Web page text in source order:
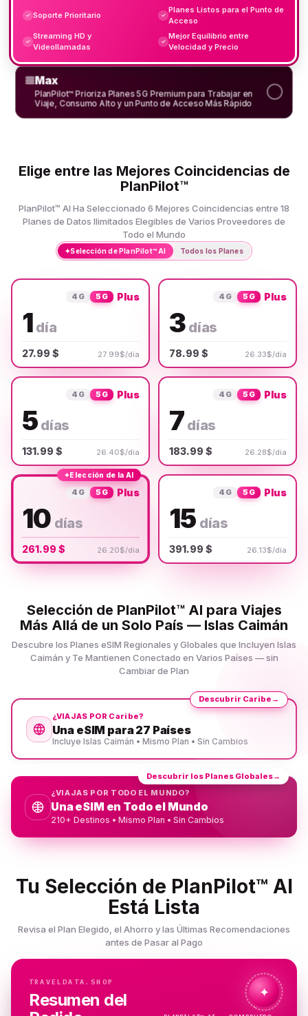
✓ Soporte Prioritario ✓
Planes Listos para el Punto de
Acceso
✓
Streaming HD y
Videollamadas
✓
Mejor Equilibrio entre
Velocidad y Precio
Max
PlanPilot™ Prioriza Planes 5G Premium para Trabajar en
Viaje, Consumo Alto y un Punto de Acceso Más Rápido
Elige entre las Mejores Coincidencias de
PlanPilot™
PlanPilot™ AI Ha Seleccionado 6 Mejores Coincidencias entre 18
Planes de Datos Ilimitados Elegibles de Varios Proveedores de
Todo el Mundo
✦Selección de PlanPilot™ AI Todos los Planes
4G 5G Plus
1 día
27.99 $ 27.99$/día
4G 5G Plus
3 días
78.99 $ 26.33$/día
4G 5G Plus
5 días
131.99 $ 26.40$/día
4G 5G Plus
7 días
183.99 $ 26.28$/día
✦Elección de la AI
4G 5G Plus
10 días
261.99 $ 26.20$/día
4G 5G Plus
15 días
391.99 $ 26.13$/día
Selección de PlanPilot™ AI para Viajes
Más Allá de un Solo País — Islas Caimán
Descubre los Planes eSIM Regionales y Globales que Incluyen Islas
Caimán y Te Mantienen Conectado en Varios Países — sin
Cambiar de Plan
¿VIAJAS POR Caribe?
Una eSIM para 27 Países
Incluye Islas Caimán • Mismo Plan • Sin Cambios
Descubrir Caribe →
¿VIAJAS POR TODO EL MUNDO?
Una eSIM en Todo el Mundo
210+ Destinos • Mismo Plan • Sin Cambios
Descubrir los Planes Globales→
Tu Selección de PlanPilot™ AI
Está Lista
Revisa el Plan Elegido, el Ahorro y las Últimas Recomendaciones
antes de Pasar al Pago
TRAVELDATA.SHOP
Resumen del
✦